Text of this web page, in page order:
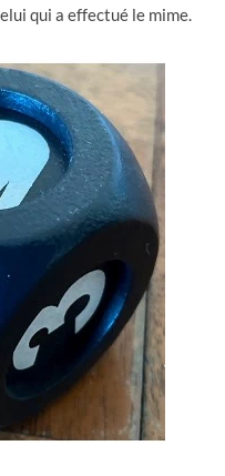
qui a effectué le mime.